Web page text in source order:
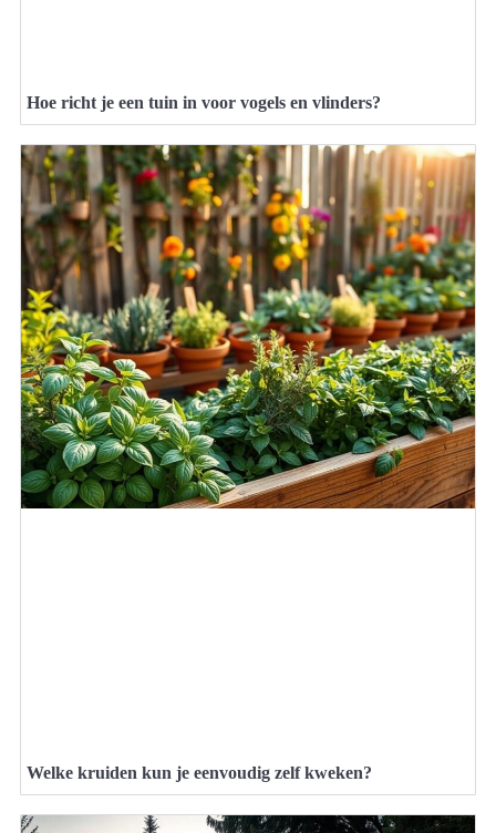
Hoe richt je een tuin in voor vogels en vlinders?
Welke kruiden kun je eenvoudig zelf kweken?